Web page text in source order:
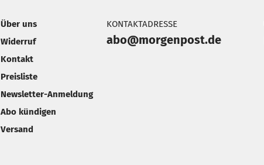
Über uns
Widerruf
Kontakt
Preisliste
Newsletter-Anmeldung
Abo kündigen
Versand
KONTAKTADRESSE
abo@morgenpost.de